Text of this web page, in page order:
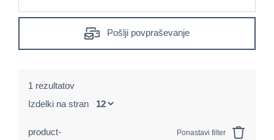
Pošlji povpraševanje
1 rezultatov
Izdelki na stran
product-
Ponastavi filter